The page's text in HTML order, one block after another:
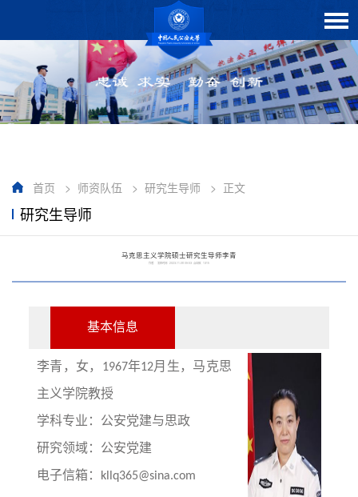
首页 > 师资队伍 > 研究生导师 > 正文
研究生导师
马克思主义学院硕士研究生导师李青
作者： 发布时间：2023-11-08 09:53 点击数： 1315
基本信息
李青，女，1967年12月生，马克思
主义学院教授
学科专业：公安党建与思政
研究领域：公安党建
电子信箱： kllq365@sina.com